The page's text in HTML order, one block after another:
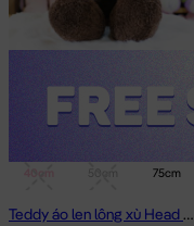
75cm
Teddy áo len lông xù Head and Tales